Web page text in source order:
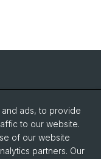
ads, to provide
to our website.
of our website
partners. Our